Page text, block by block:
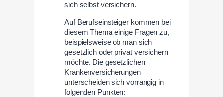
sich selbst versichern.
Auf Berufseinsteiger kommen bei
diesem Thema einige Fragen zu,
beispielsweise ob man sich
gesetzlich oder privat versichern
möchte. Die gesetzlichen
Krankenversicherungen
unterscheiden sich vorrangig in
folgenden Punkten: